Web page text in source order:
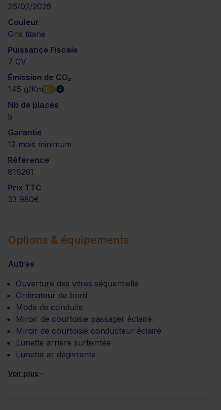
26/02/2026
Couleur
Gris titane
Puissance Fiscale
7 CV
Émission de CO₂
145 g/Km D
Nb de places
5
Garantie
12 mois minimum
Référence
816261
Prix TTC
33 980€
Options & équipements
Autres
Ouverture des vitres séquentielle
Ordinateur de bord
Mode de conduite
Miroir de courtoisie passager éclairé
Miroir de courtoisie conducteur éclairé
Lunette arrière surteintée
Lunette ar dégivrante
Voir plus